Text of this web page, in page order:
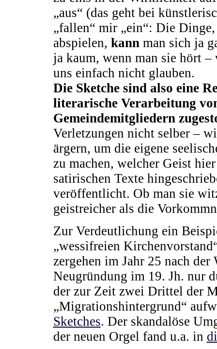
„aus“ (das geht bei
„fallen“ mir „ein“: Die
abspielen, kannman sich ja
ja kaum, wenn man sie hört
uns einfach nicht glauben.
Die Sketche sind also eine
literarische Verarbeitung
Gemeindemitgliedern
Verletzungen nicht selber –
ärgern, um die eigene
zu machen, welcher Geist
satirischen Texte
veröffentlicht. Ob man sie
geistreicher als die
Zur Verdeutlichung ein
„wessifreien
zergehen im Jahr 25 nach
Neugründung im 19. Jh. nur
der zur Zeit zwei Drittel der
„Migrationshintergrund“
Sketches. Der skandalöse
der neuen Orgel fand u.a. in